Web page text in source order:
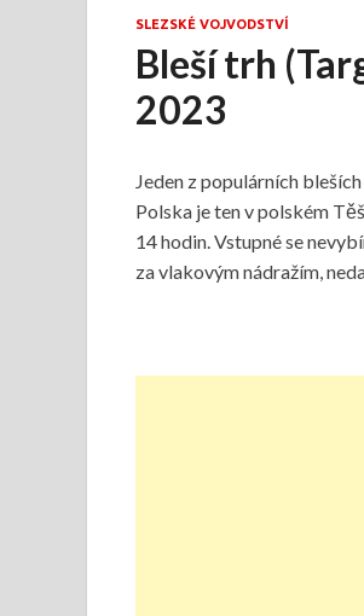
SLEZSKÉ VOJVODSTVÍ
Bleší trh
2023
Jeden z populárních
Polska je ten v polském
14 hodin. Vstupné se
za vlakovým nádražím,